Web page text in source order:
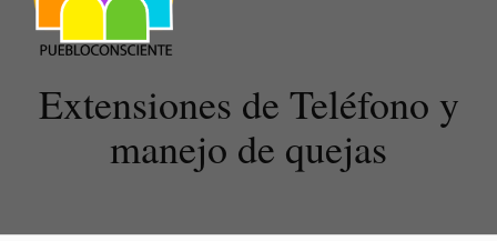
Extensiones de Teléfono y
manejo de quejas